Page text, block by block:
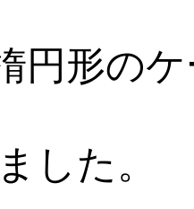
形のケ
した。